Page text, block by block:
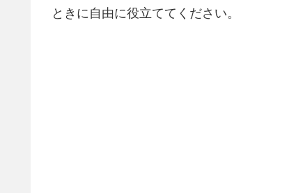
ときに自由に役立ててください。